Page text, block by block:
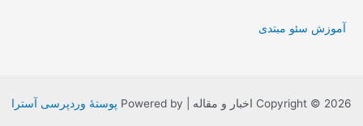
آموزش سئو مبتدی
Copyright © 2026 اخبار و مقاله | Powered by پوستهٔ وردپرسی آسترا